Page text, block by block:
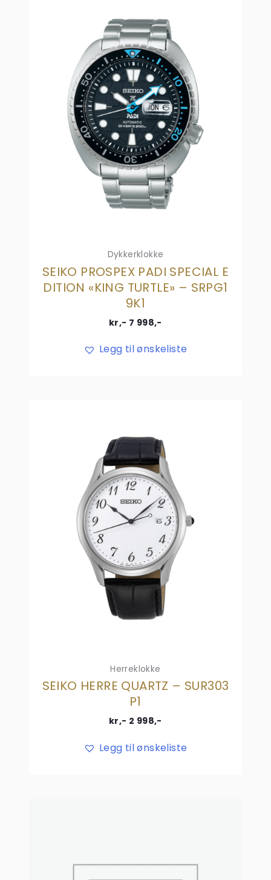
Dykkerklokke
SEIKO PROSPEX PADI SPECIAL E
DITION «KING TURTLE» – SRPG1
9K1
kr,- 7 998,-
Legg til ønskeliste
Herreklokke
SEIKO HERRE QUARTZ – SUR303
P1
kr,- 2 998,-
Legg til ønskeliste